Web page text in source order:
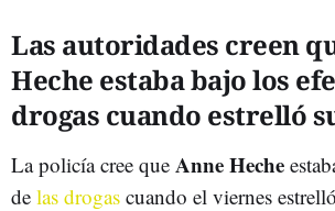
Las autoridades creen
Heche estaba bajo los
drogas cuando estrelló
La policía cree que Anne Heche
de las drogas cuando el viernes